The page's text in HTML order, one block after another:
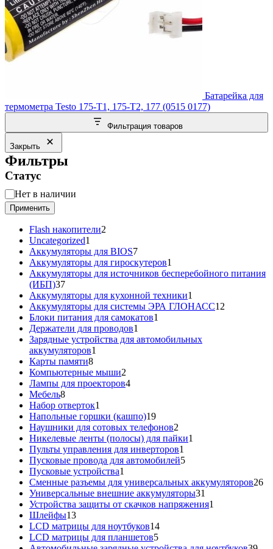
Батарейка для
термометра Testo 175-T1, 175-T2, 177 (0515 0177)
Фильтрация товаров
Закрыть
Фильтры
Статус
Статус
Нет в наличии
Применить
Flash накопители2
Uncategorized1
товар
Аккумуляторы для BIOS77
товаров
Аккумуляторы для гироскутеров1
товар
Аккумуляторы для источников бесперебойного питания
(ИБП)3737
товаров
Аккумуляторы для кухонной техники1
товар
Аккумуляторы для системы ЭРА ГЛОНАСС12
Блоки питания для самокатов1
Держатели для проводов1
товар
Зарядные устройства для автомобильных
аккумуляторов1
Карты памяти88
товаров
Компьютерные мыши2
товара
Лампы для проекторов44
Мебель88
товаров
Набор отверток1
товар
Напольные горшки (кашпо)1919
товаров
Наушники для сотовых телефонов2
товара
Никелевые ленты (полосы) для пайки1
Пульты управления для инверторов1
товар
Пусковые провода для автомобилей55
Пусковые устройства1
товар
Сменные разъемы для универсальных аккумуляторов2626
Универсальные внешние аккумуляторы31
товар
Устройства защиты от скачков напряжения1
Шлейфы1313
товаров
LCD матрицы для ноутбуков1414
LCD матрицы для планшетов55